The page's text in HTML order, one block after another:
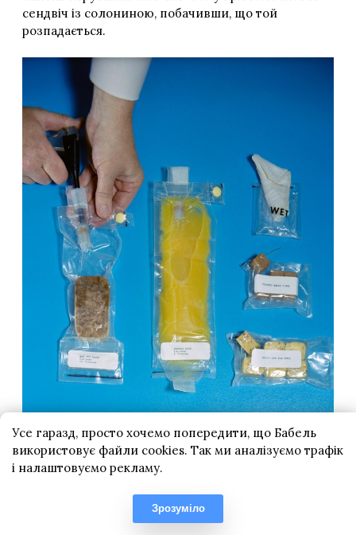
Усе гаразд, просто хочемо попередити, що Бабель
використовує файли cookies. Так ми аналізуємо трафік
і налаштовуємо рекламу.
Зрозуміло